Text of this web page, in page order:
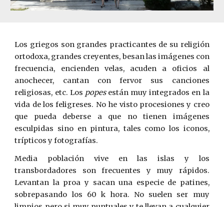
Los griegos son grandes practicantes de su religión
ortodoxa, grandes creyentes, besan las imágenes con
frecuencia, encienden velas, acuden a oficios al
anochecer, cantan con fervor sus canciones
religiosas, etc. Los popesestán muy integrados en la
vida de los feligreses. No he visto procesiones y creo
que pueda deberse a que no tienen imágenes
esculpidas sino en pintura, tales como los iconos,
trípticos y fotografías.
Media población vive en las islas y los
transbordadores son frecuentes y muy rápidos.
Levantan la proa y sacan una especie de patines,
sobrepasando los 60 k hora. No suelen ser muy